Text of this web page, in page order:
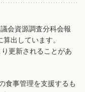
会資源調査分科会報
出しています。
更新されることがあ
食事管理を支援するも